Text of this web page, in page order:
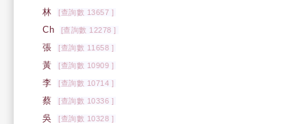
林 [查詢數 13657 ]
Ch [查詢數 12278 ]
張 [查詢數 11658 ]
黃 [查詢數 10909 ]
李 [查詢數 10714 ]
蔡 [查詢數 10336 ]
吳 [查詢數 10328 ]